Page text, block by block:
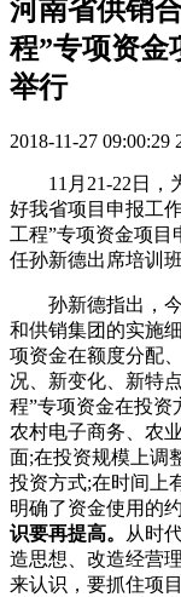
河南省供销
程”专项资金
举行
2018-11-27 09:00:29
11月21-22日，
好我省项目申报工
工程”专项资金项
任孙新德出席培训
孙新德指出，今
和供销集团的实施
项资金在额度分配
况、新变化、新特点
程”专项资金在投资
农村电子商务、农
面;在投资规模上调
投资方式;在时间上
明确了资金使用的
识要再提高。
从时
造思想、改造经营
来认识，要抓住项